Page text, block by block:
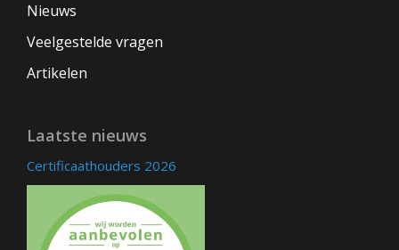
Nieuws
Veelgestelde vragen
Artikelen
Laatste nieuws
Certificaathouders 2026